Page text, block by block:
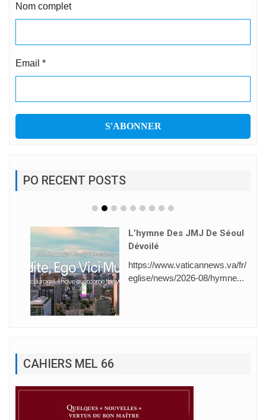
Nom complet
Email *
PO RECENT POSTS
L’hymne Des JMJ De Séoul
Dévoilé
https://www.vaticannews.va/fr/
eglise/news/2026-08/hymne...
CAHIERS MEL 66